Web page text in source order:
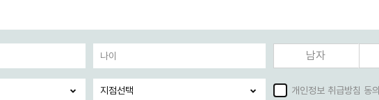
남자
개인정보 취급방침 동의